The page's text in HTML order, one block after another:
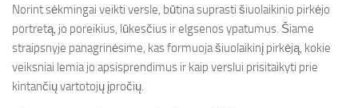
Norint sėkmingai veikti versle, būtina suprasti šiuolaikinio pirkėjo
portretą, jo poreikius, lūkesčius ir elgsenos ypatumus. Šiame
straipsnyje panagrinėsime, kas formuoja šiuolaikinį pirkėją, kokie
veiksniai lemia jo apsisprendimus ir kaip verslui prisitaikyti prie
kintančių vartotojų įpročių.